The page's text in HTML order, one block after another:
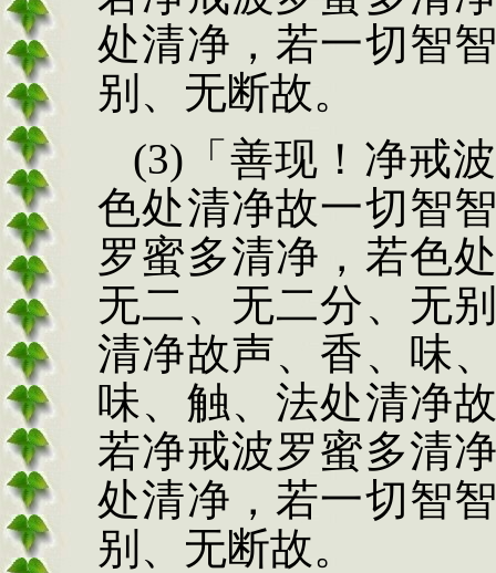
处清净，若一切智
别、无断故。
(3) 「善现！净戒
色处清净故一切智
罗蜜多清净，若色
无二、无二分、无
清净故声、香、味
味、触、法处清净
若净戒波罗蜜多清
处清净，若一切智
别、无断故。